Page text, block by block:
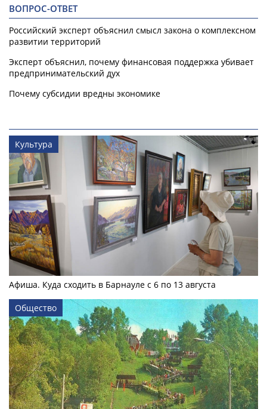
ВОПРОС-ОТВЕТ
Российский эксперт объяснил смысл закона о комплексном
развитии территорий
Эксперт объяснил, почему финансовая поддержка убивает
предпринимательский дух
Почему субсидии вредны экономике
Культура
Афиша. Куда сходить в Барнауле с 6 по 13 августа
Общество